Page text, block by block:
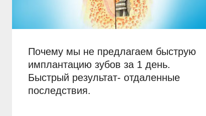
Почему мы не предлагаем быструю
имплантацию зубов за 1 день.
Быстрый результат- отдаленные
последствия.